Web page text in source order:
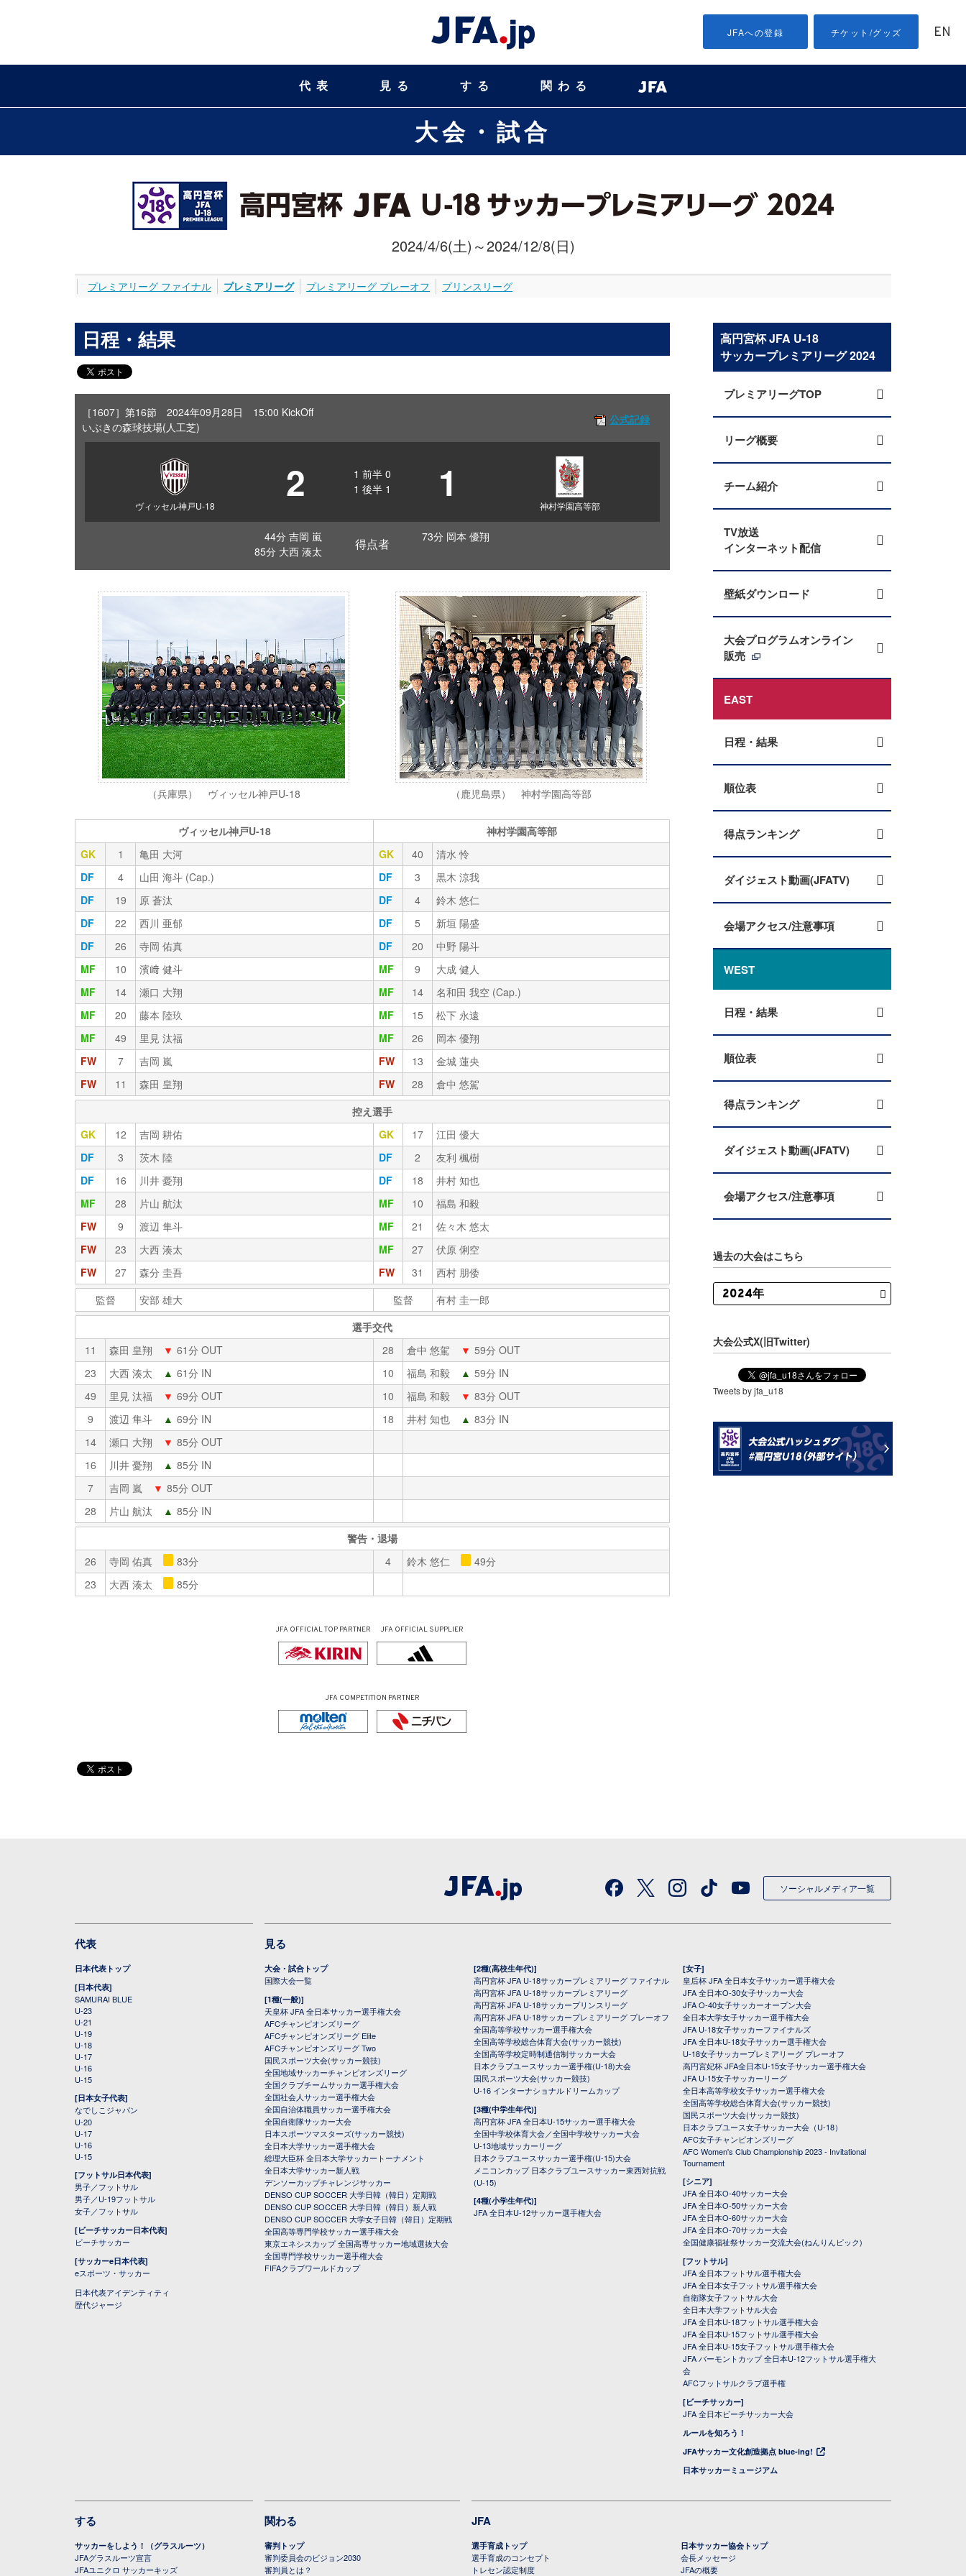
JFAへの登録 チケット/グッズ EN
代表 見る する 関わる
大会・試合
2024/4/6(土)～2024/12/8(日)
プレミアリーグ ファイナル プレミアリーグ プレミアリーグ プレーオフ プリンスリーグ
日程・結果
［1607］第16節 2024年09月28日 15:00 KickOff
いぶきの森球技場(人工芝)
公式記録
ヴィッセル神戸U-18 2 1 前半 0
1 後半 1 1 神村学園高等部
44分 吉岡 嵐
85分 大西 湊太
得点者 73分 岡本 優翔
（兵庫県） ヴィッセル神戸U-18 （鹿児島県） 神村学園高等部
ヴィッセル神戸U-18
神村学園高等部
GK
1 亀田 大河 GK 40
清水 怜
DF
4 山田 海斗 (Cap.) DF 3
黒木 涼我
DF
19 原 蒼汰 DF 4
鈴木 悠仁
DF
22 西川 亜郁 DF 5
新垣 陽盛
DF
26 寺岡 佑真 DF 20
中野 陽斗
MF
10 濱﨑 健斗 MF 9
大成 健人
MF
14 瀬口 大翔 MF 14
名和田 我空 (Cap.)
MF
20 藤本 陸玖 MF 15
松下 永遠
MF
49 里見 汰福 MF 26
岡本 優翔
FW
7 吉岡 嵐 FW 13
金城 蓮央
FW
11 森田 皇翔 FW 28
倉中 悠駕
控え選手
GK
12 吉岡 耕佑 GK 17
江田 優大
DF
3 茨木 陸 DF 2
友利 楓樹
DF
16 川井 憂翔 DF 18
井村 知也
MF
28 片山 航汰 MF 10
福島 和毅
FW
9 渡辺 隼斗 MF 21
佐々木 悠太
FW
23 大西 湊太 MF 27
伏原 俐空
FW
27 森分 圭吾 FW 31
西村 朋倭
監督
安部 雄大 監督
有村 圭一郎
選手交代
11
森田 皇翔 ▼ 61分 OUT 28 倉中 悠駕 ▼ 59分 OUT
23
大西 湊太 ▲ 61分 IN 10 福島 和毅 ▲ 59分 IN
49
里見 汰福 ▼ 69分 OUT 10 福島 和毅 ▼ 83分 OUT
9
渡辺 隼斗 ▲ 69分 IN 18 井村 知也 ▲ 83分 IN
14
瀬口 大翔 ▼ 85分 OUT
16
川井 憂翔 ▲ 85分 IN
7
吉岡 嵐 ▼ 85分 OUT
28
片山 航汰 ▲ 85分 IN
警告・退場
26
寺岡 佑真 83分 4 鈴木 悠仁
49分
23
大西 湊太 85分
JFA OFFICIALTOP PARTNER JFA OFFICIAL SUPPLIER
JFA COMPETITION PARTNER
高円宮杯 JFA U-18
サッカープレミアリーグ 2024
プレミアリーグTOP
リーグ概要
チーム紹介
TV放送
インターネット配信
壁紙ダウンロード
大会プログラムオンライン
販売
EAST
日程・結果
順位表
得点ランキング
ダイジェスト動画(JFATV)
会場アクセス/注意事項
WEST
日程・結果
順位表
得点ランキング
ダイジェスト動画(JFATV)
会場アクセス/注意事項
過去の大会はこちら
大会公式X(旧Twitter)
Tweets by jfa_u18
ソーシャルメディア一覧
代表
日本代表トップ
[日本代表]
SAMURAI BLUE
U-23
U-21
U-19
U-18
U-17
U-16
U-15
[日本女子代表]
なでしこジャパン
U-20
U-17
U-16
U-15
[フットサル日本代表]
男子／フットサル
男子／U-19フットサル
女子／フットサル
[ビーチサッカー日本代表]
ビーチサッカー
[サッカーe日本代表]
eスポーツ・サッカー
日本代表アイデンティティ
歴代ジャージ
見る
大会・試合トップ
国際大会一覧
[1種(一般)]
天皇杯 JFA 全日本サッカー選手権大会
AFCチャンピオンズリーグ
AFCチャンピオンズリーグ Elite
AFCチャンピオンズリーグ Two
国民スポーツ大会(サッカー競技)
全国地域サッカーチャンピオンズリーグ
全国クラブチームサッカー選手権大会
全国社会人サッカー選手権大会
全国自治体職員サッカー選手権大会
全国自衛隊サッカー大会
日本スポーツマスターズ(サッカー競技)
全日本大学サッカー選手権大会
総理大臣杯 全日本大学サッカートーナメント
全日本大学サッカー新人戦
デンソーカップチャレンジサッカー
DENSO CUP SOCCER 大学日韓（韓日）定期戦
DENSO CUP SOCCER 大学日韓（韓日）新人戦
DENSO CUP SOCCER 大学女子日韓（韓日）定期戦
全国高等専門学校サッカー選手権大会
東京エネシスカップ 全国高専サッカー地域選抜大会
全国専門学校サッカー選手権大会
FIFAクラブワールドカップ
[2種(高校生年代)]
高円宮杯 JFA U-18サッカープレミアリーグ ファイナル
高円宮杯 JFA U-18サッカープレミアリーグ
高円宮杯 JFA U-18サッカープリンスリーグ
高円宮杯 JFA U-18サッカープレミアリーグ プレーオフ
全国高等学校サッカー選手権大会
全国高等学校総合体育大会(サッカー競技)
全国高等学校定時制通信制サッカー大会
日本クラブユースサッカー選手権(U-18)大会
国民スポーツ大会(サッカー競技)
U-16 インターナショナルドリームカップ
[3種(中学生年代)]
高円宮杯 JFA 全日本U-15サッカー選手権大会
全国中学校体育大会／全国中学校サッカー大会
U-13地域サッカーリーグ
日本クラブユースサッカー選手権(U-15)大会
メニコンカップ 日本クラブユースサッカー東西対抗戦
(U-15)
[4種(小学生年代)]
JFA 全日本U-12サッカー選手権大会
[女子]
皇后杯 JFA 全日本女子サッカー選手権大会
JFA 全日本O-30女子サッカー大会
JFA O-40女子サッカーオープン大会
全日本大学女子サッカー選手権大会
JFA U-18女子サッカーファイナルズ
JFA 全日本U-18女子サッカー選手権大会
U-18女子サッカープレミアリーグ プレーオフ
高円宮妃杯 JFA全日本U-15女子サッカー選手権大会
JFA U-15女子サッカーリーグ
全日本高等学校女子サッカー選手権大会
全国高等学校総合体育大会(サッカー競技)
国民スポーツ大会(サッカー競技)
日本クラブユース女子サッカー大会（U-18）
AFC女子チャンピオンズリーグ
AFC Women's Club Championship 2023 - Invitational
Tournament
[シニア]
JFA 全日本O-40サッカー大会
JFA 全日本O-50サッカー大会
JFA 全日本O-60サッカー大会
JFA 全日本O-70サッカー大会
全国健康福祉祭サッカー交流大会(ねんりんピック)
[フットサル]
JFA 全日本フットサル選手権大会
JFA 全日本女子フットサル選手権大会
自衛隊女子フットサル大会
全日本大学フットサル大会
JFA 全日本U-18フットサル選手権大会
JFA 全日本U-15フットサル選手権大会
JFA 全日本U-15女子フットサル選手権大会
JFA バーモントカップ 全日本U-12フットサル選手権大
会
AFCフットサルクラブ選手権
[ビーチサッカー]
JFA 全日本ビーチサッカー大会
ルールを知ろう！
JFAサッカー文化創造拠点 blue-ing!
日本サッカーミュージアム
する
サッカーをしよう！（グラスルーツ）
JFAグラスルーツ宣言
JFAユニクロ サッカーキッズ
関わる
審判トップ
審判委員会のビジョン2030
審判員とは？
JFA
選手育成トップ
選手育成のコンセプト
トレセン認定制度
日本サッカー協会トップ
会長メッセージ
JFAの概要